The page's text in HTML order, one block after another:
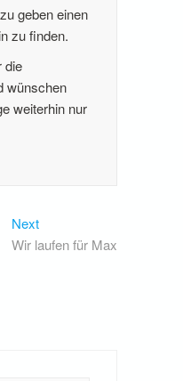
geben einen
zu finden.
die
wünschen
weiterhin nur
NextNext
post:
Wir laufen für Max